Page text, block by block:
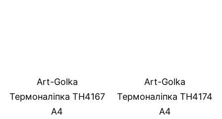
Art-Golka
Термоналіпка ТН4167
А4
Art-Golka
Термоналіпка ТН4174
А4